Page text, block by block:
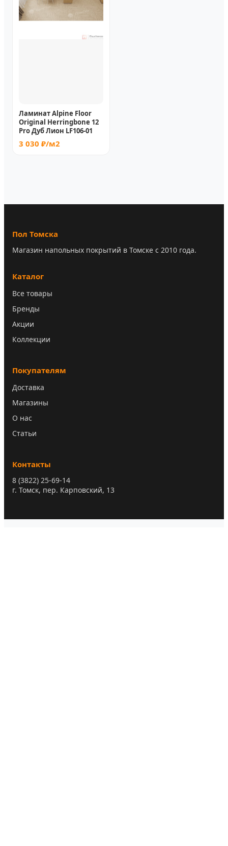
Ламинат Alpine Floor
Original Herringbone 12
Pro Дуб Лион LF106-01
3 030 ₽/м2
Пол Томска
Магазин напольных покрытий в Томске с 2010 года.
Каталог
Все товары
Бренды
Акции
Коллекции
Покупателям
Доставка
Магазины
О нас
Статьи
Контакты
8 (3822) 25-69-14
г. Томск, пер. Карповский, 13